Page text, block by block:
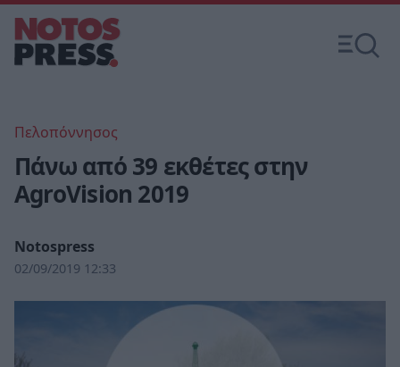
Πελοπόννησος
Πάνω από 39 εκθέτες στην
AgroVision 2019
Notospress
02/09/2019 12:33